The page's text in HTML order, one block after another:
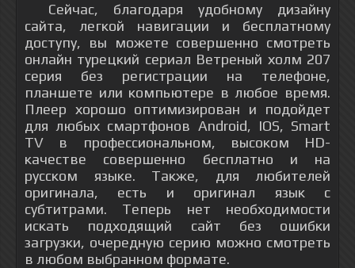
Сейчас, благодаря удобному дизайну
сайта, легкой навигации и бесплатному
доступу, вы можете совершенно смотреть
онлайн турецкий сериал Ветреный холм 207
серия без регистрации на телефоне,
планшете или компьютере в любое время.
Плеер хорошо оптимизирован и подойдет
для любых смартфонов Android, IOS, Smart
TV в профессиональном, высоком HD-
качестве совершенно бесплатно и на
русском языке. Также, для любителей
оригинала, есть и оригинал язык с
субтитрами. Теперь нет необходимости
искать подходящий сайт без ошибки
загрузки, очередную серию можно смотреть
в любом выбранном формате.